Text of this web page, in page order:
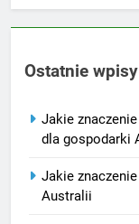
Ostatnie wpisy
Jakie
dla gospodarki
Jakie
Australii